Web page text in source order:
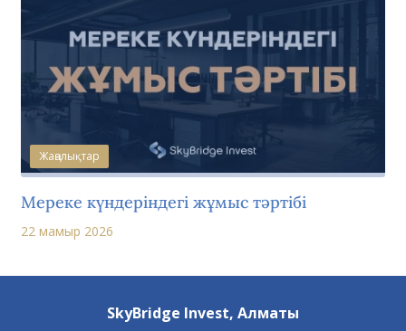
Жаңалықтар
Мереке күндеріндегі жұмыс тәртібі
22 мамыр 2026
SkyBridge Invest, Алматы